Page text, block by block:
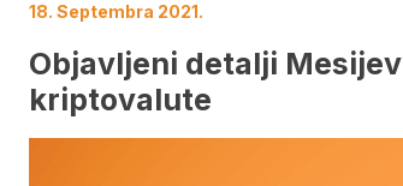
18. Septembra 2021.
Objavljeni detalji
kriptovalute